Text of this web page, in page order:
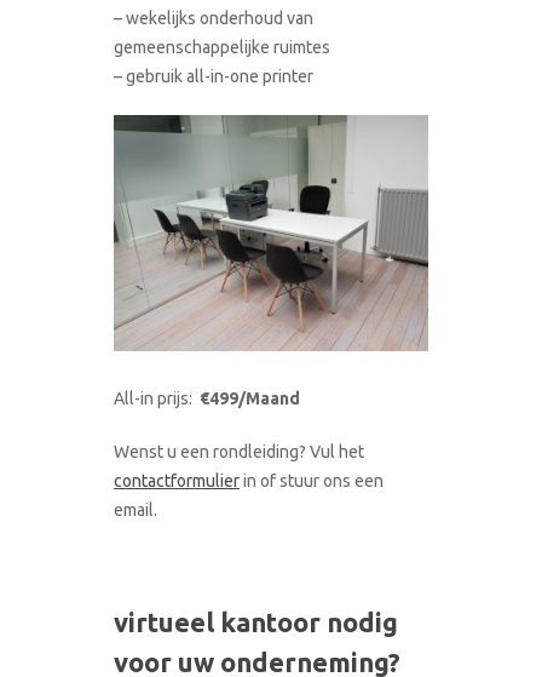
– wekelijks onderhoud van
gemeenschappelijke ruimtes
– gebruik all-in-one printer
All-in prijs: €499/Maand
Wenst u een rondleiding? Vul het
contactformulierin of stuur ons een
email.
virtueel kantoor nodig
voor uw onderneming?